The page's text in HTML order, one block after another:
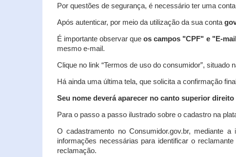
Por questões de segurança, é necessário ter uma
Após autenticar, por meio da utilização da sua conta
É importante observar queos campos "CPF" e "E-
mesmo e-mail.
Clique no link “Termos de uso do consumidor”, situado
Há ainda uma última tela, que solicita a confirmação
Seu nome deverá aparecer no canto superior direito
Para o passo a passo ilustrado sobre o cadastro na
O cadastramento no Consumidor.gov.br, mediante
informações necessárias para identificar o
reclamação.